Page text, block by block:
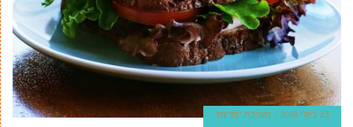
23 ביולי 2019 מערכת 'מדינט'